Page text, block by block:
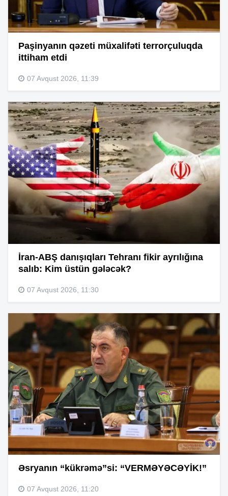
Paşinyanın qəzeti müxalifəti terrorçuluqda
ittiham etdi
07 Avqust 2026, 11:39
İran-ABŞ danışıqları Tehranı fikir ayrılığına
salıb: Kim üstün gələcək?
07 Avqust 2026, 11:30
Əsryanın “kükrəmə”si: “VERMƏYƏCƏYİK!”
07 Avqust 2026, 11:20